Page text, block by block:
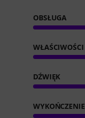
OBSŁUGA
WŁAŚCIWOŚCI
DŹWIĘK
WYKOŃCZENIE